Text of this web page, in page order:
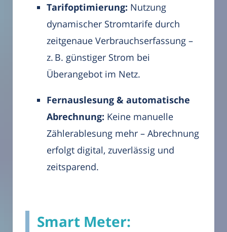
Tarifoptimierung: Nutzung
dynamischer Stromtarife durch
zeitgenaue Verbrauchserfassung –
z. B. günstiger Strom bei
Überangebot im Netz.
Fernauslesung & automatische
Abrechnung: Keine manuelle
Zählerablesung mehr – Abrechnung
erfolgt digital, zuverlässig und
zeitsparend.
Smart Meter: